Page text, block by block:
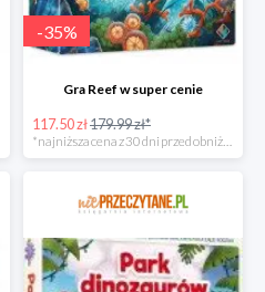
-35%
Gra Reef w super cenie
117.50 zł179.99 zł*